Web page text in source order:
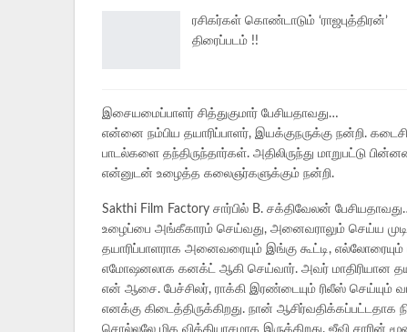
ரசிகர்கள் கொண்டாடும் ‘ராஜபுத்திரன்’
திரைப்படம் !!
இசையமைப்பாளர் சித்துகுமார் பேசியதாவது…
என்னை நம்பிய தயாரிப்பாளர், இயக்குநருக்கு நன்றி.
பாடல்களை தந்திருந்தார்கள். அதிலிருந்து மாறுபட்டு
என்னுடன் உழைத்த கலைஞர்களுக்கும் நன்றி.
Sakthi Film Factory சார்பில் B. சக்திவேலன்
உழைப்பை அங்கீகாரம் செய்வது, அனைவராலும் செய்ய
தயாரிப்பாளராக அனைவரையும் இங்கு கூட்டி, எல்லோரையும்
எமோஷனலாக கனக்ட் ஆகி செய்வார். அவர் மாதிரியான
என் ஆசை. பேச்சிலர், ராக்கி இரண்டையும் ரிலீஸ் செய்யும்
எனக்கு கிடைத்திருக்கிறது. நான்
சொல்லலே மிக வித்தியாசமாக இருக்கிறது. ஜீவி சாரின்